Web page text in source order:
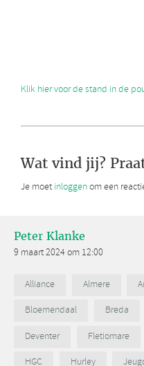
Klik hier voor de stand in de
Wat vind jij?
Je moet inloggenom een
Peter Klanke
9 maart 2024 om 12:00
Alliance Almere
Bloemendaal
Breda
Deventer
Fletiomare
HGC
Hurley